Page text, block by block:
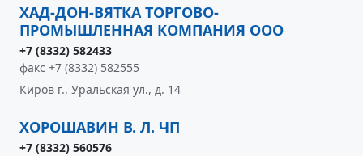
ХАД-ДОН-ВЯТКА ТОРГОВО-
ПРОМЫШЛЕННАЯ КОМПАНИЯ ООО
+7 (8332) 582433
факс +7 (8332) 582555
Киров г., Уральская ул., д. 14
ХОРОШАВИН В. Л. ЧП
+7 (8332) 560576